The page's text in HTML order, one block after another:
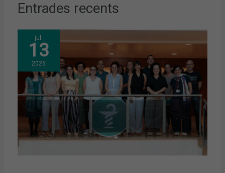
Entrades recents
jul.
13
2026